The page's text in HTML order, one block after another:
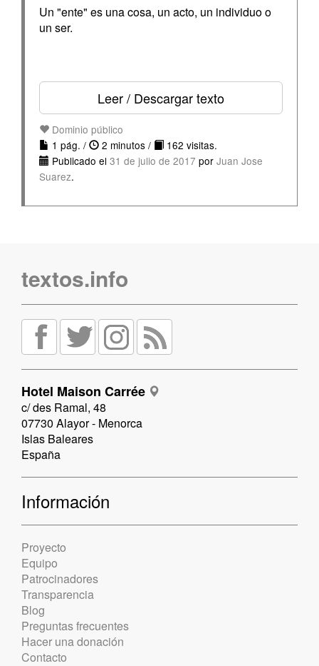
Un "ente" es una cosa, un acto, un individuo o
un ser.
Leer / Descargar texto
Dominio público
1 pág. /
2 minutos /
162 visitas.
Publicado el 31 de julio de 2017 por Juan Jose
Suarez.
textos.info
Hotel Maison Carrée
c/ des Ramal, 48
07730 Alayor - Menorca
Islas Baleares
España
Información
Proyecto
Equipo
Patrocinadores
Transparencia
Blog
Preguntas frecuentes
Hacer una donación
Contacto